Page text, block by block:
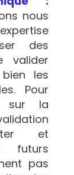
nous
des
valider
les
Pour
sur la
et
futurs
pas